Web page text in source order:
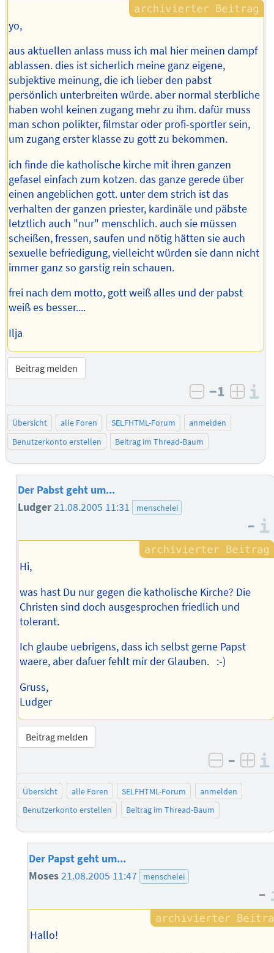
yo,
aus aktuellen anlass muss ich mal hier meinen dampf
ablassen. dies ist sicherlich meine ganz eigene,
subjektive meinung, die ich lieber den pabst
persönlich unterbreiten würde. aber normal sterbliche
haben wohl keinen zugang mehr zu ihm. dafür muss
man schon polikter, filmstar oder profi-sportler sein,
um zugang erster klasse zu gott zu bekommen.
ich finde die katholische kirche mit ihren ganzen
gefasel einfach zum kotzen. das ganze gerede über
einen angeblichen gott. unter dem strich ist das
verhalten der ganzen priester, kardinäle und päbste
letztlich auch "nur" menschlich. auch sie müssen
scheißen, fressen, saufen und nötig hätten sie auch
sexuelle befriedigung, vielleicht würden sie dann nicht
immer ganz so garstig rein schauen.
frei nach dem motto, gott weiß alles und der pabst
weiß es besser....
Ilja
Beitrag melden
negativ
−1
Übersicht alle Foren SELFHTML-Forum
anmelden
Benutzerkonto erstellen
Beitrag im Thread-Baum
Der Pabst geht um...
Ludger21.08.2005 11:31 menschelei
–
Hi,
was hast Du nur gegen die katholische Kirche? Die
Christen sind doch ausgesprochen friedlich und
tolerant.
Ich glaube uebrigens, dass ich selbst gerne Papst
waere, aber dafuer fehlt mir der Glauben. :-)
Gruss,
Ludger
Beitrag melden
negativ
–
Übersicht alle Foren SELFHTML-Forum
anmelden
Benutzerkonto erstellen
Beitrag im Thread-Baum
Der Papst geht um...
Moses21.08.2005 11:47 menschelei
–
Hallo!